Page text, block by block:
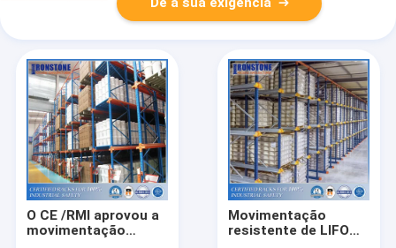
O CE /RMI aprovou a
movimentação
Movimentação
resistente de LIFO